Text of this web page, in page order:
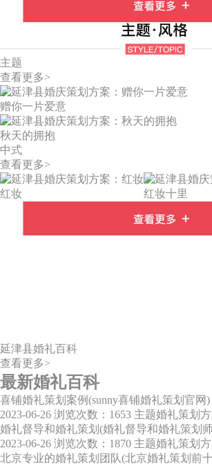
主题
查看更多>
赠你一片爱意
秋天的拥抱
中式
查看更多>
红妆 红妆十里
延津县婚礼百科
查看更多>
最新婚礼百科
喜铺婚礼策划案例(sunny喜铺婚礼策划官网)
2023-06-26 浏览次数：1653 主题婚礼策划
婚礼督导和婚礼策划(婚礼督导和婚礼策划
2023-06-26 浏览次数：1870 主题婚礼策划
北京专业的婚礼策划团队(北京婚礼策划前